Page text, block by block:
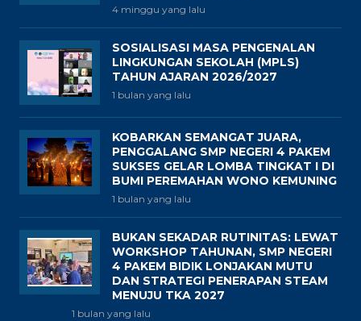
4 minggu yang lalu
SOSIALISASI MASA PENGENALAN
LINGKUNGAN SEKOLAH (MPLS)
TAHUN AJARAN 2026/2027
1 bulan yang lalu
KOBARKAN SEMANGAT JUARA,
PENGGALANG SMP NEGERI 4 PAKEM
SUKSES GELAR LOMBA TINGKAT I DI
BUMI PEREMAHAN WONO KEMUNING
1 bulan yang lalu
BUKAN SEKADAR RUTINITAS: LEWAT
WORKSHOP TAHUNAN, SMP NEGERI
4 PAKEM BIDIK LONJAKAN MUTU
DAN STRATEGI PENERAPAN STEAM
MENUJU TKA 2027
1 bulan yang lalu